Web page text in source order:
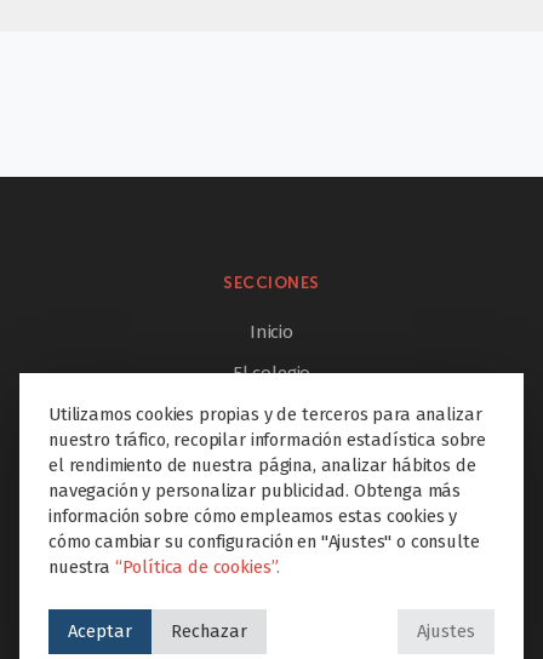
SECCIONES
Inicio
El colegio
Etapas educativas
Proyectos Educare
Extraescolares
Servicios
Innovación
Internacionalización
Utilizamos cookies propias y de terceros para analizar
nuestro tráfico, recopilar información estadística sobre
el rendimiento de nuestra página, analizar hábitos de
navegación y personalizar publicidad. Obtenga más
información sobre cómo empleamos estas cookies y
cómo cambiar su configuración en "Ajustes" o consulte
nuestra “Política de cookies”.
Aceptar Rechazar Ajustes